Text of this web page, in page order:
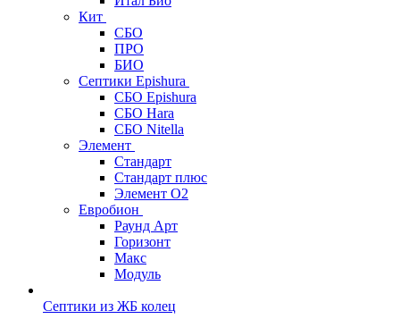
Кит
СБО
ПРО
БИО
Септики Epishura
СБО Epishura
СБО Hara
СБО Nitella
Элемент
Стандарт
Стандарт плюс
Элемент О2
Евробион
Раунд Арт
Горизонт
Макс
Модуль
Септики из ЖБ колец